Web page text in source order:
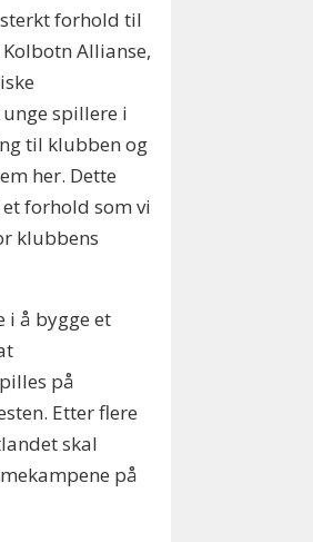
sterkt forhold til
Allianse,
spillere i
til klubben og
her. Dette
forhold som vi
klubbens
i å bygge et
på
Etter flere
skal
på